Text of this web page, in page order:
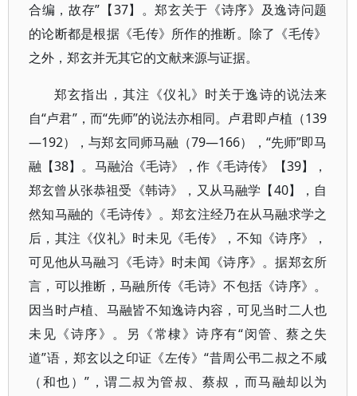
合编，故存”【37】。郑玄关于《诗序》及逸诗问题
的论断都是根据《毛传》所作的推断。除了《毛传》
之外，郑玄并无其它的文献来源与证据。
郑玄指出，其注《仪礼》时关于逸诗的说法来
自“卢君”，而“先师”的说法亦相同。卢君即卢植（139
—192），与郑玄同师马融（79—166），“先师”即马
融【38】。马融治《毛诗》，作《毛诗传》【39】，
郑玄曾从张恭祖受《韩诗》，又从马融学【40】，自
然知马融的《毛诗传》。郑玄注经乃在从马融求学之
后，其注《仪礼》时未见《毛传》，不知《诗序》，
可见他从马融习《毛诗》时未闻《诗序》。据郑玄所
言，可以推断，马融所传《毛诗》不包括《诗序》。
因当时卢植、马融皆不知逸诗内容，可见当时二人也
未见《诗序》。另《常棣》诗序有“闵管、蔡之失
道”语，郑玄以之印证《左传》“昔周公弔二叔之不咸
（和也）”，谓二叔为管叔、蔡叔，而马融却以为